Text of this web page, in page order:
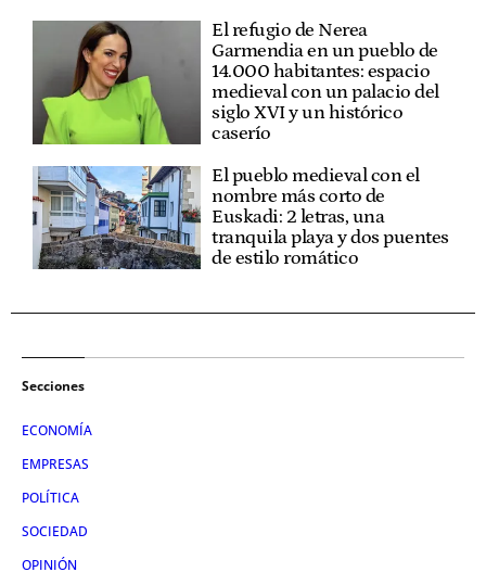
El refugio de Nerea
Garmendia en un pueblo de
14.000 habitantes: espacio
medieval con un palacio del
siglo XVI y un histórico
caserío
El pueblo medieval con el
nombre más corto de
Euskadi: 2 letras, una
tranquila playa y dos puentes
de estilo romático
Secciones
ECONOMÍA
EMPRESAS
POLÍTICA
SOCIEDAD
OPINIÓN